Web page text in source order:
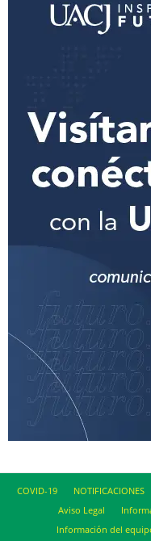
COVID-19 NOTIFICACIONES
Aviso Legal
Información del